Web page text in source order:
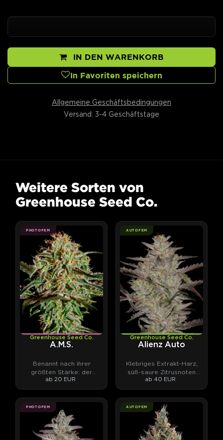
IN DEN WARENKORB
In Favoriten speichern
Allgemeine Geschäftsbedingungen
Versand: 3-4 Geschäftstage
Weitere Sorten von
Greenhouse Seed Co.
PHOTOFEM
Greenhouse Seed Co.
A.M.S.
Benannt nach ihrer
größten Stärke: der
Schimmelresistenz.
ab 20 EUR
AUTOFEM
Greenhouse Seed Co.
Alienz Auto
Klebriges Extrakt-Harz,
süß-saure Zitrusnoten
vom Zkittlez-Erbe.
ab 40 EUR
PHOTOFEM AUTOFEM